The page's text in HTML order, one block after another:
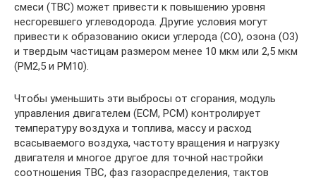
смеси (ТВС) может привести к повышению уровня
несгоревшего углеводорода. Другие условия могут
привести к образованию окиси углерода (CO), озона (O3)
и твердым частицам размером менее 10 мкм или 2,5 мкм
(PM2,5 и PM10).
Чтобы уменьшить эти выбросы от сгорания, модуль
управления двигателем (ECM, PCM) контролирует
температуру воздуха и топлива, массу и расход
всасываемого воздуха, частоту вращения и нагрузку
двигателя и многое другое для точной настройки
соотношения ТВС, фаз газораспределения, тактов